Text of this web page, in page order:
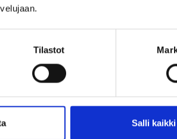
Tilastot
Salli kaikki